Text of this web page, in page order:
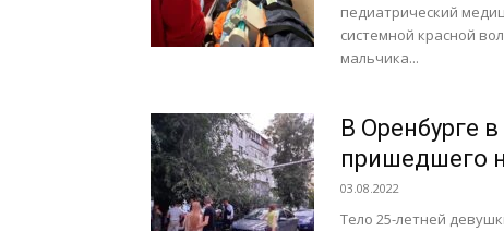
педиатрический
системной красной
мальчика...
В Оренбурге
пришедшего
03.08.2022
Тело 25-летней